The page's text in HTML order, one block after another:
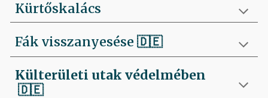
Kürtőskalács
Fák visszanyesése🇩🇪
Külterületi utak védelmében
🇩🇪